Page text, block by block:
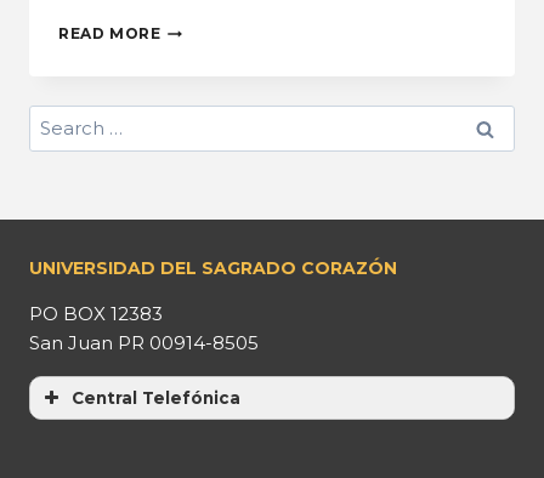
READ MORE
UNIVERSIDAD DEL SAGRADO CORAZÓN
PO BOX 12383
San Juan PR 00914-8505
Central Telefónica